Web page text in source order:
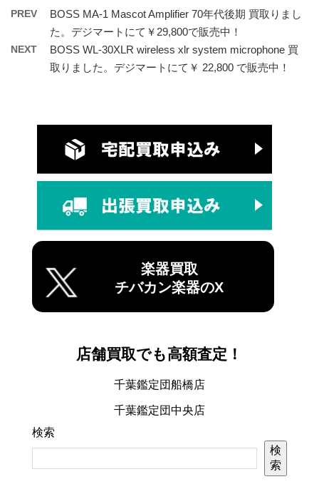
PREV
BOSS MA-1 Mascot Amplifier 70年代後期 買取りまし
た。デジマートにて￥29,800で販売中！
NEXT
BOSS WL-30XLR wireless xlr system microphone 買
取りました。デジマートにて￥ 22,800 で販売中！
楽器買取
チバカン楽器のX
店舗買取でも高額査定！
千葉鑑定団船橋店
千葉鑑定団中央店
検索
検
索